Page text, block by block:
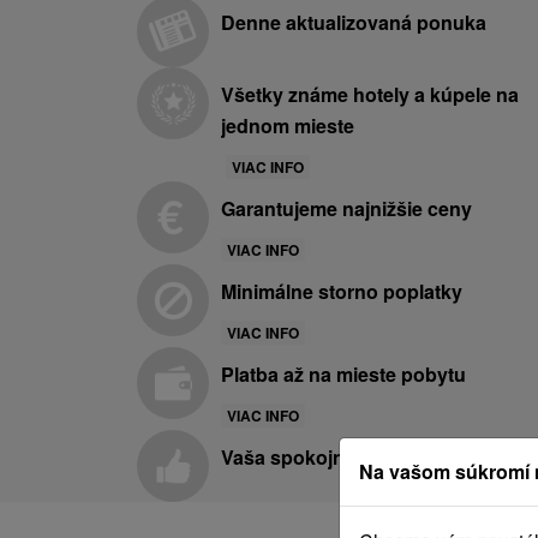
Denne aktualizovaná ponuka
Všetky známe hotely a kúpele na
jednom mieste
VIAC INFO
Garantujeme najnižšie ceny
VIAC INFO
Minimálne storno poplatky
VIAC INFO
Platba až na mieste pobytu
VIAC INFO
Vaša spokojnosť je pre nás
Na vašom súkromí